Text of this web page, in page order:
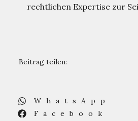
rechtlichen Expertise zur
Beitrag teilen:
WhatsApp
Facebook